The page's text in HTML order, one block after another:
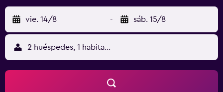
vie. 14/8 - sáb. 15/8
2 huéspedes, 1 habitación